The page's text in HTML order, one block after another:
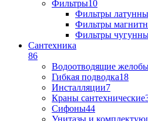
Фильтры10
Фильтры
Фильтры
Фильтры
Сантехника
86
Водоотводящие
Гибкая подводка18
Инсталляции7
Краны сантехнические
Сифоны44